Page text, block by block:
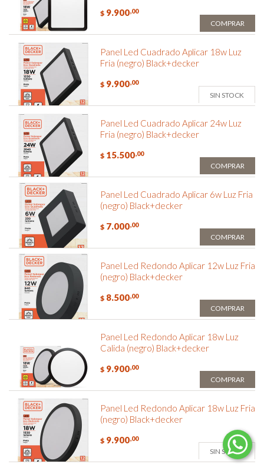
$ 9.900,00
COMPRAR
Panel Led Cuadrado Aplicar 18w Luz
Fria (negro) Black+decker
$ 9.900,00
SIN STOCK
Panel Led Cuadrado Aplicar 24w Luz
Fria (negro) Black+decker
$ 15.500,00
COMPRAR
Panel Led Cuadrado Aplicar 6w Luz Fria
(negro) Black+decker
$ 7.000,00
COMPRAR
Panel Led Redondo Aplicar 12w Luz Fria
(negro) Black+decker
$ 8.500,00
COMPRAR
Panel Led Redondo Aplicar 18w Luz
Calida (negro) Black+decker
$ 9.900,00
COMPRAR
Panel Led Redondo Aplicar 18w Luz Fria
(negro) Black+decker
$ 9.900,00
SIN STOCK